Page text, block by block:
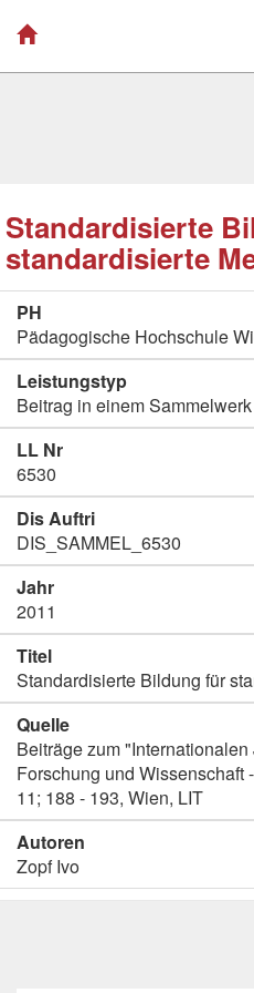
Standardisierte
standardisierte
PH
Pädagogische Hochschule
Leistungstyp
Beitrag in einem Sammelwerk
LL Nr
6530
Dis Auftri
DIS_SAMMEL_6530
Jahr
2011
Titel
Standardisierte Bildung für
Quelle
Beiträge zum
Forschung und Wissenschaft
11; 188 - 193, Wien, LIT
Autoren
Zopf Ivo